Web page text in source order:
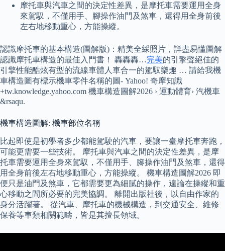
摩托車與汽車之間的決定性差異，是摩托車需要運用全身
來駕馭，不僅用手、腳操作油門及煞車，還得用全身前後
左右地移動重心，方能操縱。
認識摩托車的基本構造(圖解版)：精美全綵照片，詳盡易懂圖解
認識摩托車構造的最佳入門書！ 轟轟轟…完美的引擎聲絕佳的
引擎性能酷炫有型的流線車體人車合一的駕馭樂趣 … 請給我機
車構造圖有標示機車零件名稱的圖- Yahoo! 奇摩知識
+tw.knowledge.yahoo.com 機車構造圖解2026 › 運動體育› 汽機車
&rsaqu.
機車構造圖解: 機車部位名稱
比起即使是初學者多少都能駕駛的汽車，要讓一臺摩托車奔跑，
可能更需要一些技術。 摩托車與汽車之間的決定性差異，是摩
托車需要運用全身來駕馭，不僅用手、腳操作油門及煞車，還得
用全身前後左右地移動重心，方能操縱。 機車構造圖解2026 即
便只是油門及煞車，它都需要更為細膩的操作，遑論在操縱和重
心移動之間所必要的完美協調。 離開出版社後，以自由作家的
身分活躍著。 從汽車、摩托車的機械構造，到交通安全、維修
保養等車類相關範疇，皆是其擅長領域。